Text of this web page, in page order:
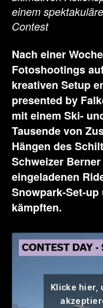
einem
Contest
Nach einer
Fotoshootings
kreativen Setup
presented by
mit einem Ski-
Tausende von
Hängen des
Schweizer
eingeladenen
Snowpark-Set-
kämpften.
Klicke hier,